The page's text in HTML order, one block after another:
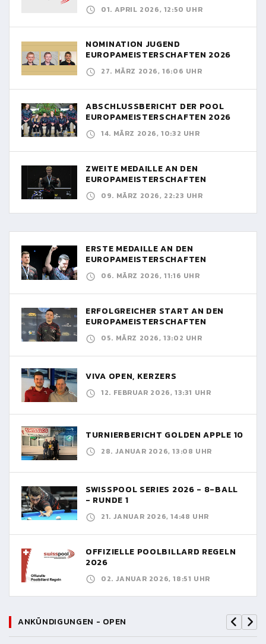
01. APRIL 2026, 12:50 UHR
NOMINATION JUGEND
EUROPAMEISTERSCHAFTEN 2026
27. MÄRZ 2026, 16:06 UHR
ABSCHLUSSBERICHT DER POOL
EUROPAMEISTERSCHAFTEN 2026
14. MÄRZ 2026, 10:32 UHR
ZWEITE MEDAILLE AN DEN
EUROPAMEISTERSCHAFTEN
09. MÄRZ 2026, 22:23 UHR
ERSTE MEDAILLE AN DEN
EUROPAMEISTERSCHAFTEN
06. MÄRZ 2026, 11:16 UHR
ERFOLGREICHER START AN DEN
EUROPAMEISTERSCHAFTEN
05. MÄRZ 2026, 13:02 UHR
VIVA OPEN, KERZERS
12. FEBRUAR 2026, 13:31 UHR
TURNIERBERICHT GOLDEN APPLE 10
28. JANUAR 2026, 13:08 UHR
SWISSPOOL SERIES 2026 - 8-BALL
- RUNDE 1
21. JANUAR 2026, 14:48 UHR
OFFIZIELLE POOLBILLARD REGELN
2026
02. JANUAR 2026, 18:51 UHR
ANKÜNDIGUNGEN - OPEN